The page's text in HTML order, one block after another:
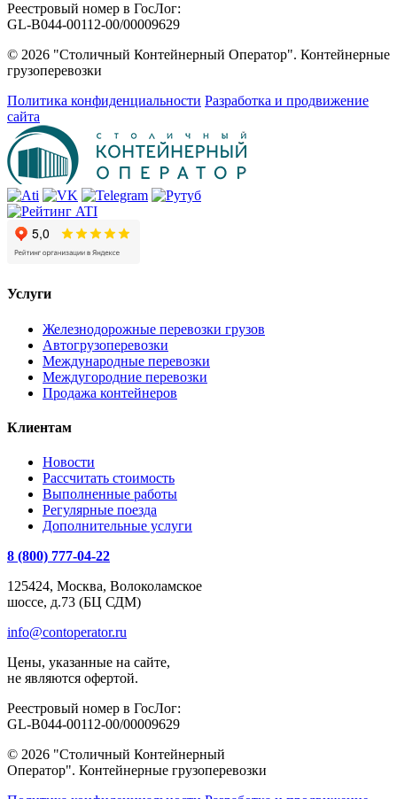
Реестровый номер в ГосЛог:
GL-B044-00112-00/00009629
© 2026 "Столичный Контейнерный Оператор". Контейнерные
грузоперевозки
Политика конфиденциальности Разработка и продвижение
сайта
Услуги
Железнодорожные перевозки грузов
Автогрузоперевозки
Международные перевозки
Междугородние перевозки
Продажа контейнеров
Клиентам
Новости
Рассчитать стоимость
Выполненные работы
Регулярные поезда
Дополнительные услуги
8 (800) 777-04-22
125424, Москва, Волоколамское
шоссе, д.73 (БЦ СДМ)
info@contoperator.ru
Цены, указанные на сайте,
не являются офертой.
Реестровый номер в ГосЛог:
GL-B044-00112-00/00009629
© 2026 "Столичный Контейнерный
Оператор". Контейнерные грузоперевозки